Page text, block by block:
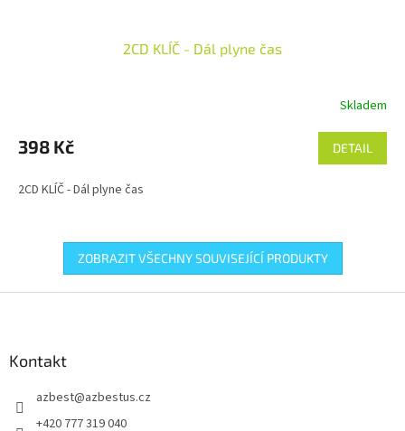
2CD KLÍČ - Dál plyne čas
Skladem
398 Kč DETAIL
2CD KLÍČ - Dál plyne čas
ZOBRAZIT VŠECHNY SOUVISEJÍCÍ PRODUKTY
Kontakt
azbest@azbestus.cz
+420 777 319 040